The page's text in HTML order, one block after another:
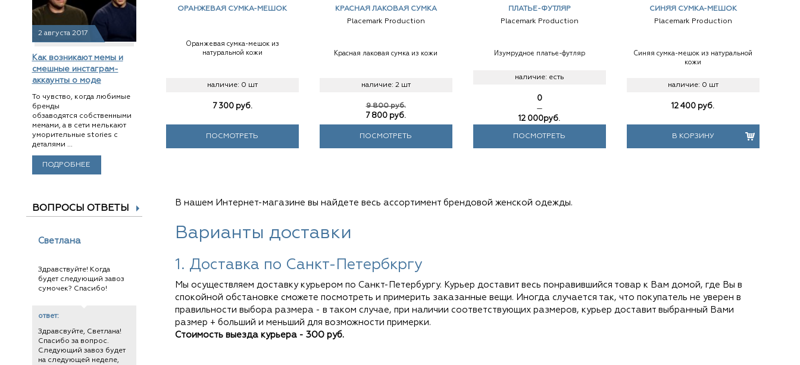
2 августа 2017
Как возникают мемы и
смешные инстаграм-
аккаунты о моде
То чувство, когда любимые
бренды
обзаводятся собственными
мемами, а в сети мелькают
уморительные stories с
деталями ...
ПОДРОБНЕЕ
ВОПРОСЫ ОТВЕТЫ
Светлана
Здравствуйте! Когда
будет следующий завоз
сумочек? Спасибо!
ответ:
Здравсвуйте, Светлана!
Спасибо за вопрос.
Следующий завоз будет
на следующей неделе,
ОРАНЖЕВАЯ СУМКА-МЕШОК
Оранжевая сумка-мешок из
натуральной кожи
наличие: 0 шт
7 300 руб.
ПОСМОТРЕТЬ
КРАСНАЯ ЛАКОВАЯ СУМКА
Placemark Production
Красная лаковая сумка из кожи
наличие: 2 шт
9 800 руб.
7 800 руб.
ПОСМОТРЕТЬ
ПЛАТЬЕ-ФУТЛЯР
Placemark Production
Изумрудное платье-футляр
наличие: есть
0
—
12 000руб.
ПОСМОТРЕТЬ
СИНЯЯ СУМКА-МЕШОК
Placemark Production
Синяя сумка-мешок из натуральной
кожи
наличие: 0 шт
12 400 руб.
В КОРЗИНУ
В нашем Интернет-магазине вы найдете весь ассортимент брендовой женской одежды.
Варианты доставки
1. Доставка по Санкт-Петербкргу
Мы осуществляем доставку курьером по Санкт-Петербургу. Курьер доставит весь понравившийся товар к Вам домой, где Вы в
спокойной обстановке сможете посмотреть и примерить заказанные вещи. Иногда случается так, что покупатель не уверен в
правильности выбора размера - в таком случае, при наличии соответствующих размеров, курьер доставит выбранный Вами
размер + больший и меньший для возможности примерки.
Стоимость выезда курьера - 300 руб.